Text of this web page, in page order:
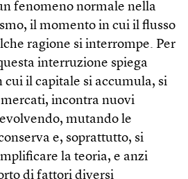
fenomeno normale nella
il momento in cui il flusso
ragione si interrompe. Per
interruzione spiega
il capitale si accumula, si
incontra nuovi
mutando le
e, soprattutto, si
la teoria, e anzi
di fattori diversi